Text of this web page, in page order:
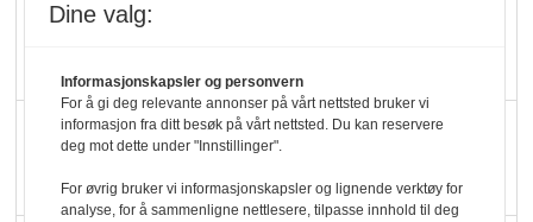
velger ladestopp
Ti bensinstasjoner
Dine valg:
Informasjonskapsler og personvern
For å gi deg relevante annonser på vårt nettsted bruker vi
informasjon fra ditt besøk på vårt nettsted. Du kan reservere
deg mot dette under "Innstillinger".
For øvrig bruker vi informasjonskapsler og lignende verktøy for
analyse, for å sammenligne nettlesere, tilpasse innhold til deg